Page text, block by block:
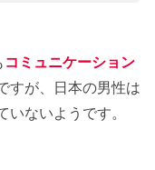
コミュニケーション
すが、日本の男性は
ないようです。